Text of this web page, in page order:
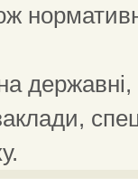
державні,